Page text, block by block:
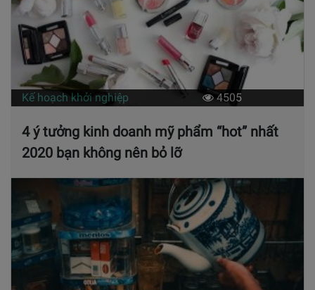
Kế hoạch khởi nghiệp 4505
4 ý tưởng kinh doanh mỹ phẩm “hot” nhất
2020 bạn không nên bỏ lỡ